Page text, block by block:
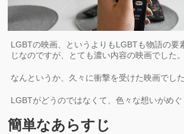
LGBTの映画、というよりもLGBTも物語の要
じなのですが、とても濃い内容の映画でした。
なんというか、久々に衝撃を受けた映画でした
LGBTがどうのではなくて、色々な想いがめぐ
簡単なあらすじ